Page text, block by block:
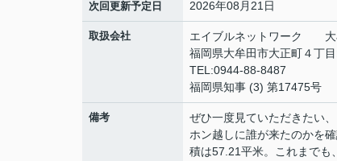
次回更新予定日 2026年08月21日
取扱会社
エイブルネットワーク 大
福岡県大牟田市大正町４丁
TEL:0944-88-8487
福岡県知事 (3) 第17475号
備考
ぜひ一度見ていただきたい
ホン越しに誰が来たのかを
積は57.21平米。これまでも